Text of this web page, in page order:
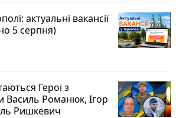
актуальні вакансії
5 серпня)
Герої з
Василь Романюк, Ігор
Ришкевич